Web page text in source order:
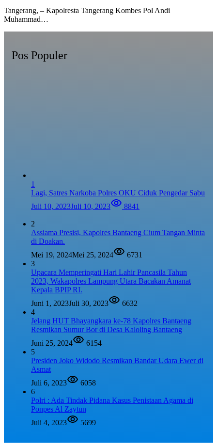
Tangerang, – Kapolresta Tangerang Kombes Pol Andi
Muhammad…
Pos Populer
1
Lagi, Satres Narkoba Polres OKU Ciduk Pengedar Sabu
Juli 10, 2023Juli 10, 2023 8841
2
Assiama Presisi, Kapolres Bantaeng Cium Tangan Minta
di Doakan.
Mei 19, 2024Mei 25, 2024
6731
3
Upacara Memperingati Hari Lahir Pancasila Tahun
2023, Wakapolres Lampung Utara Bacakan Amanat
Kepala BPIP RI.
Juni 1, 2023Juli 30, 2023
6632
4
Jelang HUT Bhayangkara ke-78 Kapolres Bantaeng
Resmikan Sumur Bor di Desa Kaloling Bantaeng
Juni 25, 2024
6154
5
Presiden Joko Widodo Resmikan Bandar Udara Ewer di
Asmat
Juli 6, 2023
6058
6
Polri : Ada Tindak Pidana Kasus Penistaan Agama di
Ponpes Al Zaytun
Juli 4, 2023
5699